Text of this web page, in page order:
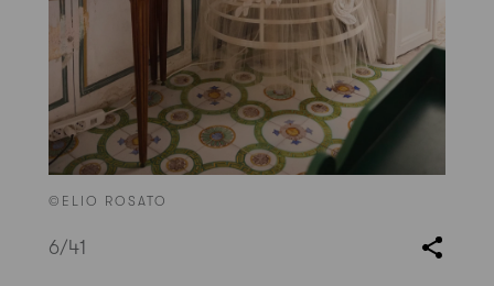
©ELIO ROSATO
6/41